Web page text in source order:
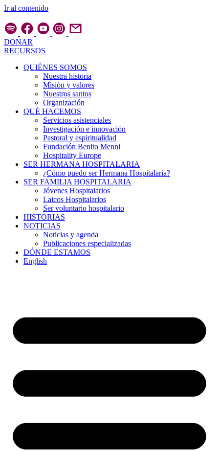
Ir al contenido
DONAR
RECURSOS
QUIÉNES SOMOS
Nuestra historia
Misión y valores
Nuestros santos
Organización
QUÉ HACEMOS
Servicios asistenciales
Investigación e innovación
Pastoral y espiritualidad
Fundación Benito Menni
Hospitality Europe
SER HERMANA HOSPITALARIA
¿Cómo puedo ser Hermana Hospitalaria?
SER FAMILIA HOSPITALARIA
Jóvenes Hospitalarios
Laicos Hospitalarios
Ser voluntario hospitalario
HISTORIAS
NOTICIAS
Noticias y agenda
Publicaciones especializadas
DÓNDE ESTAMOS
English